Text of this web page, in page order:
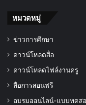
หมวดหมู่
ข่าวการศึกษา
ดาวน์โหลดสื่อ
ดาวน์โหลดไฟล์งานครู
สื่อการสอนฟรี
อบรมออนไลน์-แบบทดส